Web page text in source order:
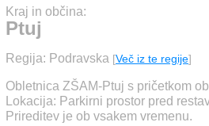
Kraj in občina:
Ptuj
Regija: Podravska [Več iz te regije]
Obletnica ZŠAM-Ptuj s pričetkom
Lokacija: Parkirni prostor pred
Prireditev je ob vsakem vremenu.